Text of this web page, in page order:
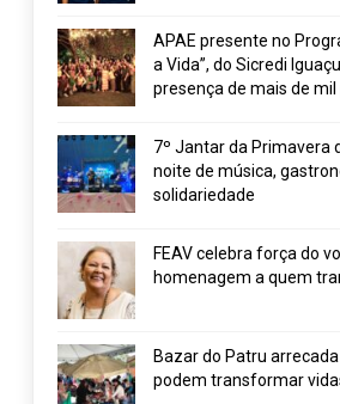
APAE presente no
a Vida”, do Sicredi
presença de mais de
7º Jantar da Primavera
noite de música,
solidariedade
FEAV celebra força do
homenagem a quem
Bazar do Patru
podem transformar